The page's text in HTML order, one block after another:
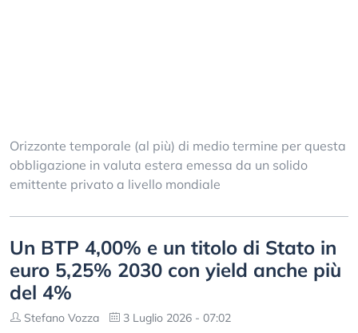
Orizzonte temporale (al più) di medio termine per questa
obbligazione in valuta estera emessa da un solido
emittente privato a livello mondiale
Un BTP 4,00% e un titolo di Stato in
euro 5,25% 2030 con yield anche più
del 4%
Stefano Vozza 3 Luglio 2026 - 07:02